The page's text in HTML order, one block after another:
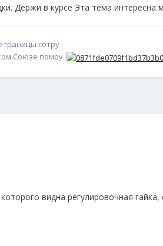
Держи в курсе Эта тема интересна
границы сотру
Союзе помру.
видна регулировочная